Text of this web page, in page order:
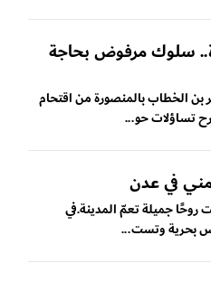
سلوك مرفوض بحاجة
الخطاب بالمنصورة من اقتحام
تساؤلات حو...
في عدن
جميلة تعمّ المدينة.في
بحرية وتست...